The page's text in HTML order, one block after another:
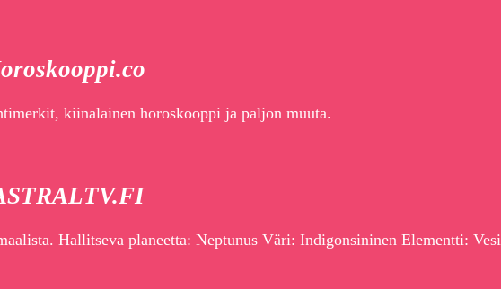
kiinalainen horoskooppi ja paljon muuta.
Hallitseva planeetta: Neptunus Väri: Indigonsininen Elementti: Vesi